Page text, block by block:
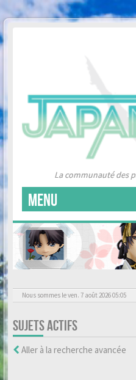
La communauté des
MENU
Nous sommes le ven. 7 août 2026 05:05
SUJETS ACTIFS
Aller à la recherche avancée